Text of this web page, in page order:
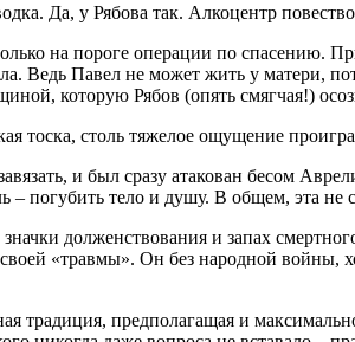
Да, у Рябова так. Алкоцентр
на пороге операции по спасению.
Ведь Павел не может жить у матери,
которую Рябов (опять смягчая!)
столь тяжелое ощущение
и был сразу атакован бесом
– погубить тело и душу. В общем, эта
долженствования и запах
«травмы». Он без народной войны,
традиция, предполагащая и